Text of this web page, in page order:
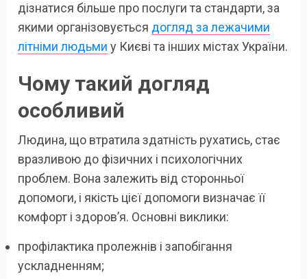
дізнатися більше про послуги та стандарти, за
якими організовується догляд за лежачими
літніми людьми у Києві та інших містах України.
Чому такий догляд
особливий
Людина, що втратила здатність рухатись, стає
вразливою до фізичних і психологічних
проблем. Вона залежить від сторонньої
допомоги, і якість цієї допомоги визначає її
комфорт і здоров’я. Основні виклики:
профілактика пролежнів і запобігання
ускладненням;